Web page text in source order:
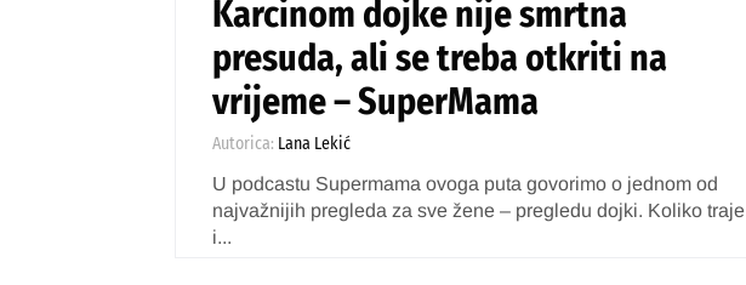
Karcinom dojke nije smrtna
presuda, ali se treba otkriti na
vrijeme – SuperMama
Autorica: Lana Lekić
U podcastu Supermama ovoga puta govorimo o jednom od
najvažnijih pregleda za sve žene – pregledu dojki. Koliko traje
i...